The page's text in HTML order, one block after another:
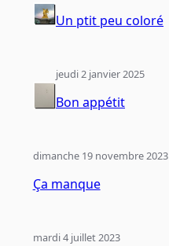
Un ptit peu coloré
Bon appétit
jeudi 2 janvier 2025
Ça manque
dimanche 19 novembre 2023
mardi 4 juillet 2023